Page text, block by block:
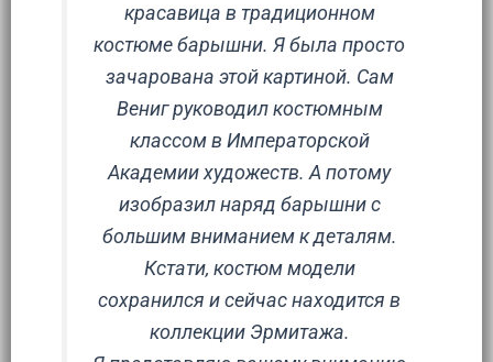
красавица в традиционном
костюме барышни. Я была просто
зачарована этой картиной. Сам
Вениг руководил костюмным
классом в Императорской
Академии художеств. А потому
изобразил наряд барышни с
большим вниманием к деталям.
Кстати, костюм модели
сохранился и сейчас находится в
коллекции Эрмитажа.